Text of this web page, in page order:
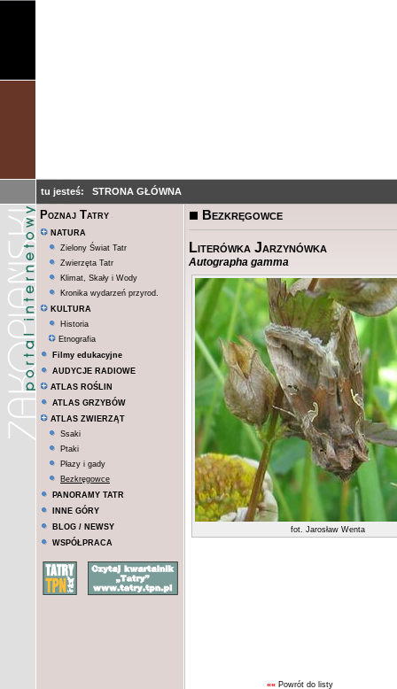
tu jesteś: STRONA GŁÓWNA
Poznaj Tatry
NATURA
Zielony Świat Tatr
Zwierzęta Tatr
Klimat, Skały i Wody
Kronika wydarzeń przyrod.
KULTURA
Historia
Etnografia
Filmy edukacyjne
AUDYCJE RADIOWE
ATLAS ROŚLIN
ATLAS GRZYBÓW
ATLAS ZWIERZĄT
Ssaki
Ptaki
Płazy i gady
Bezkręgowce
PANORAMY TATR
INNE GÓRY
BLOG / NEWSY
WSPÓŁPRACA
Bezkręgowce
Literówka Jarzynówka
Autographa gamma
fot. Jarosław Wenta
«« Powrót do listy